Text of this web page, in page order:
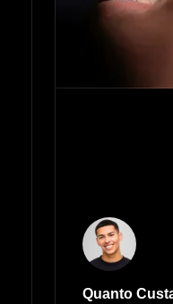
Quanto